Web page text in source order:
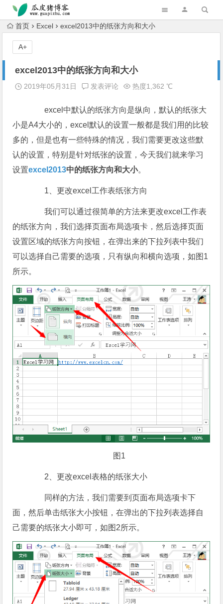
跳转到主内容
首页 Excel excel2013中的纸张方向和大小
excel2013中的纸张方向和大小
2019年05月31日 发表评论 热度1,362 ℃
excel中默认的纸张方向是纵向，默认的纸张大
小是A4大小的，excel默认的设置一般都是我们用的比较
多的，但是也有一些特殊的情况，我们需要更改这些默
认的设置，特别是针对纸张的设置，今天我们就来学习
设置excel2013中的纸张方向和大小。
1、更改excel工作表纸张方向
我们可以通过很简单的方法来更改excel工作表
的纸张方向，我们选择页面布局选项卡，然后选择页面
设置区域的纸张方向按钮，在弹出来的下拉列表中我们
可以选择自己需要的选项，只有纵向和横向选项，如图1
所示。
图1
2、更改excel表格的纸张大小
同样的方法，我们需要到页面布局选项卡下
面，然后单击纸张大小按钮，在弹出的下拉列表选择自
己需要的纸张大小即可，如图2所示。
A+